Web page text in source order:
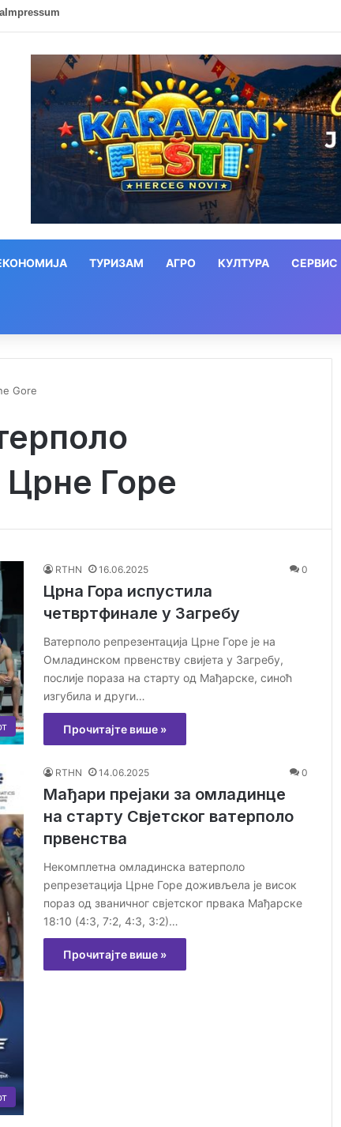
Impressum
ТУРИЗАМ АГРО КУЛТУРА СЕРВИС
Gore
Црне Горе
RTHN 16.06.2025 0
Црна Гора испустила
четвртфинале у Загребу
Ватерполо репрезентација Црнe Горe је на
Омладинском првенству свијета у Загребу,
послије пораза на старту од Мађaрске, синоћ
изгубила и други…
Прочитајте више »
RTHN 14.06.2025 0
Мађари прејаки за омладинце
на старту Свjетског ватерполо
првенства
Некомплетна омладинска ватерполо
репрезетација Црне Горе доживљела је висок
пораз од званичног свјетског првака Мађарске
18:10 (4:3, 7:2, 4:3, 3:2)…
Прочитајте више »